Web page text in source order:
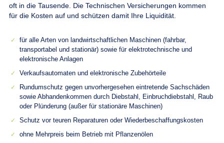
oft in die Tausende. Die Technischen Versicherungen kommen
für die Kosten auf und schützen damit Ihre Liquidität.
für alle Arten von landwirtschaftlichen Maschinen (fahrbar,
transportabel und stationär) sowie für elektrotechnische und
elektronische Anlagen
Verkaufsautomaten und elektronische Zubehörteile
Rundumschutz gegen unvorhergesehen eintretende Sachschäden
sowie Abhandenkommen durch Diebstahl, Einbruchdiebstahl, Raub
oder Plünderung (außer für stationäre Maschinen)
Schutz vor teuren Reparaturen oder Wiederbeschaffungskosten
ohne Mehrpreis beim Betrieb mit Pflanzenölen